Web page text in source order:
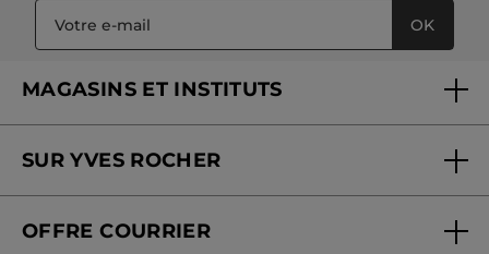
OK
MAGASINS ET INSTITUTS
Soins en institut
SUR YVES ROCHER
Nos engagements
OFFRE COURRIER